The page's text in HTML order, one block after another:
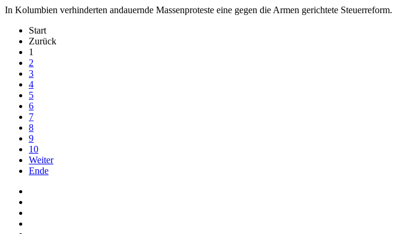
In Kolumbien verhinderten andauernde Massenproteste eine gegen die Armen gerichtete
Start
Zurück
1
2
3
4
5
6
7
8
9
10
Weiter
Ende